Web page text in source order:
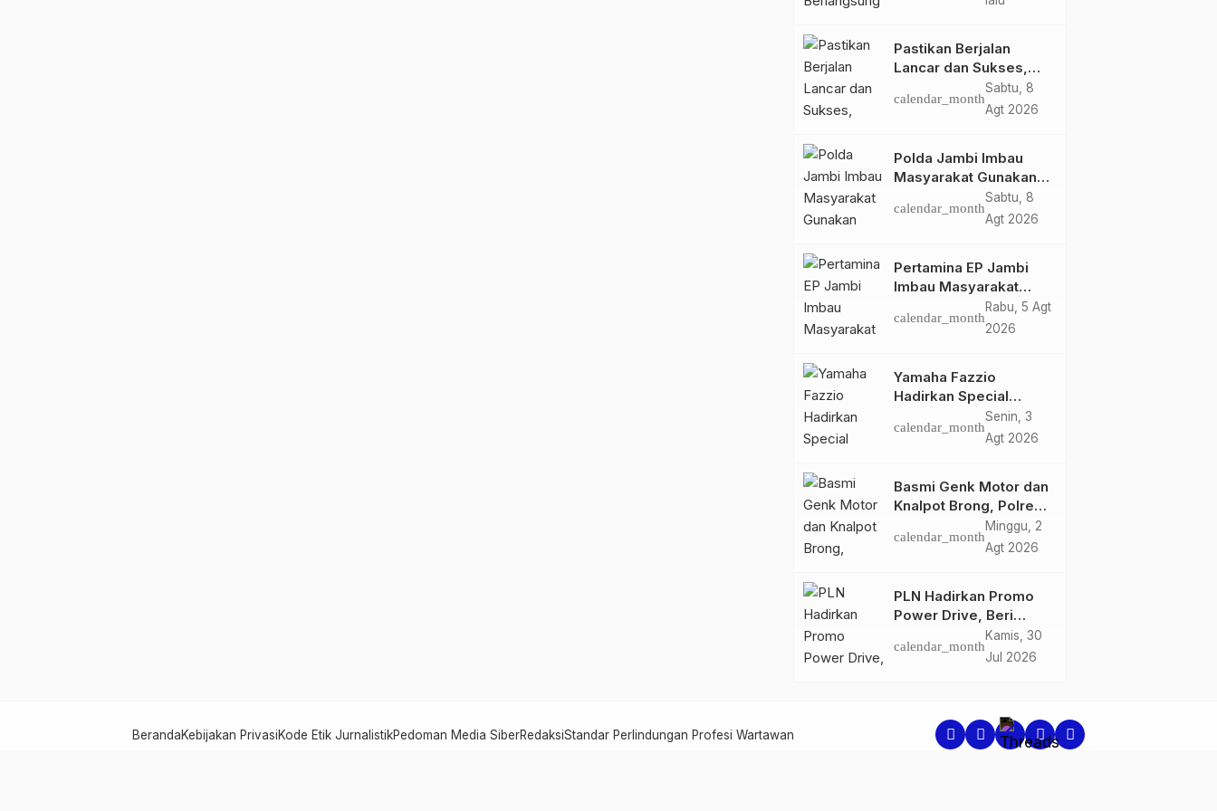
Pastikan Berjalan
Lancar dan Sukses,
Polda Jambi Siapkan
Pengamanan Berlapis
Presisi Merdeka Run
calendar_month
Sabtu, 8
Agt 2026
Polda Jambi Imbau
Masyarakat Gunakan
Jalur Alternatif Selama
Pelaksanaan Presisi
calendar_month
Sabtu, 8
Agt 2026
Pertamina EP Jambi
Imbau Masyarakat
Tidak Beraktivitas di
Atas Jalur Pipa Migas
calendar_month
Rabu, 5 Agt
2026
Yamaha Fazzio
Hadirkan Special
Edition Sunset Blue,
Tampilkan Nuansa
calendar_month
Senin, 3
Agt 2026
Basmi Genk Motor dan
Knalpot Brong, Polres
Tanjab Barat Amankan
Belasan Kendaraan
calendar_month
Minggu, 2
Agt 2026
PLN Hadirkan Promo
Power Drive, Beri
Diskon Tambah Daya
50% di Ajang GIIAS
calendar_month
Kamis, 30
Jul 2026
BerandaKebijakan PrivasiKode Etik JurnalistikPedoman Media SiberRedaksiStandar Perlindungan Profesi Wartawan